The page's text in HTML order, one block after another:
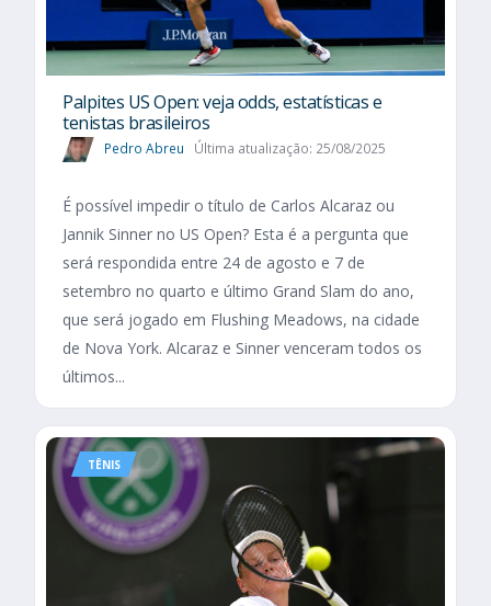
Palpites US Open: veja odds, estatísticas e
tenistas brasileiros
Pedro Abreu Última atualização: 25/08/2025
É possível impedir o título de Carlos Alcaraz ou
Jannik Sinner no US Open? Esta é a pergunta que
será respondida entre 24 de agosto e 7 de
setembro no quarto e último Grand Slam do ano,
que será jogado em Flushing Meadows, na cidade
de Nova York. Alcaraz e Sinner venceram todos os
últimos...
TÊNIS